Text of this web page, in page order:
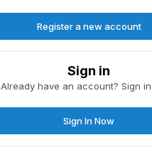
Register a new account
Sign in
Already have an account? Sign
Sign In Now